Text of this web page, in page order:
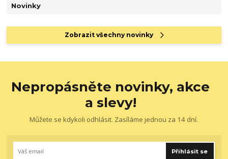
Novinky
Zobrazit všechny novinky
Nepropásněte novinky, akce
a slevy!
Můžete se kdykoli odhlásit. Zasíláme jednou za 14 dní.
Přihlásit se